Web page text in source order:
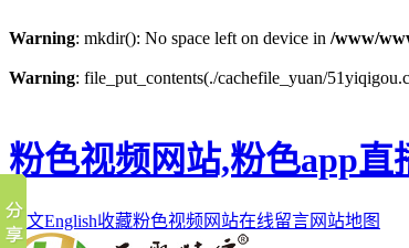
Warning: mkdir(): No space left on device in /www/
Warning: file_put_contents(./cachefile_yuan/
粉色视频网站,粉色app直
中文English收藏粉色视频网站在线留言网站地图